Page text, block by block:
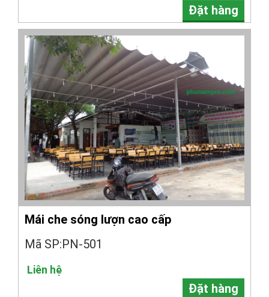
Đặt hàng
Mái che sóng lượn cao cấp
Mã SP:PN-501
Liên hệ
Đặt hàng